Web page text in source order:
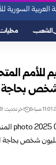
للأمم
اخر تحديث: 2025/09/09 11:02 صباحًا